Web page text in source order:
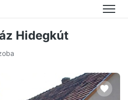
Menü
Hidegkút